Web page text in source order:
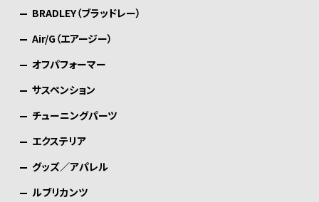
BRADLEY（ブラッドレー）
Air/G（エアージー）
オフパフォーマー
サスペンション
チューニングパーツ
エクステリア
グッズ／アパレル
ルブリカンツ